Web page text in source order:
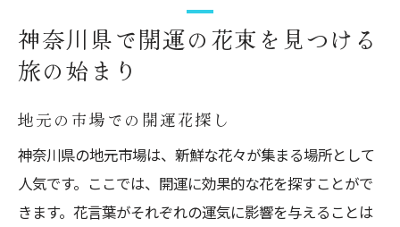
方
花言葉で幸運を呼び込むための花選びの秘密
幸運をもたらす花言葉の意味
開運の花言葉を持つ花の選び方
恋愛運を高める花言葉とその選択
仕事運に効くとされる花の秘密
神奈川県で開運の花束を見つける
旅の始まり
地元の市場での開運花探し
神奈川県の地元市場は、新鮮な花々が集まる場所として
人気です。ここでは、開運に効果的な花を探すことがで
きます。花言葉がそれぞれの運気に影響を与えることは